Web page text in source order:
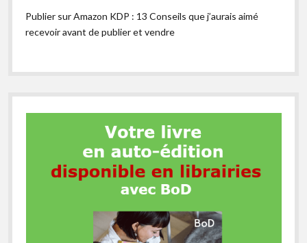
Publier sur Amazon KDP : 13 Conseils que j’aurais aimé
recevoir avant de publier et vendre